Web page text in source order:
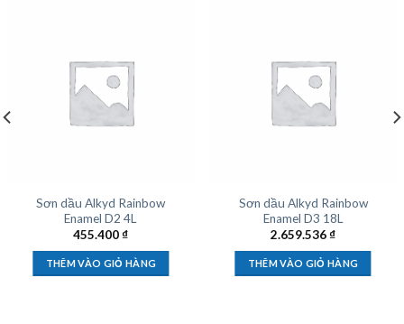
Sơn dầu Alkyd Rainbow
Enamel D2 4L
455.400₫
THÊM VÀO GIỎ HÀNG
Sơn dầu Alkyd Rainbow
Enamel D3 18L
2.659.536₫
THÊM VÀO GIỎ HÀNG